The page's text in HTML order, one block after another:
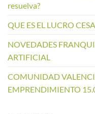
resuelva?
QUE ES EL LUCRO
NOVEDADES
ARTIFICIAL
COMUNIDAD
EMPRENDIMIENTO